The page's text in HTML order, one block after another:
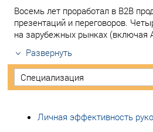
Восемь лет проработал в B2B
презентаций и переговоров.
на зарубежных рынках (включая
Развернуть
Специализация
Личная эффективность